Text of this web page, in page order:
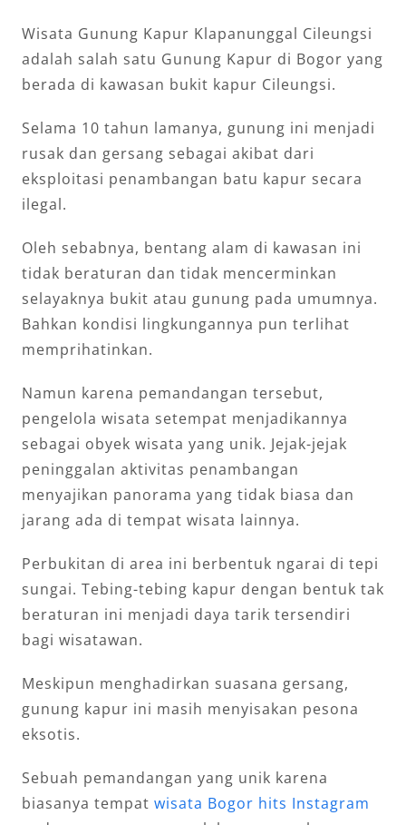
Wisata Gunung Kapur Klapanunggal Cileungsi
adalah salah satu Gunung Kapur di Bogor yang
berada di kawasan bukit kapur Cileungsi.
Selama 10 tahun lamanya, gunung ini menjadi
rusak dan gersang sebagai akibat dari
eksploitasi penambangan batu kapur secara
ilegal.
Oleh sebabnya, bentang alam di kawasan ini
tidak beraturan dan tidak mencerminkan
selayaknya bukit atau gunung pada umumnya.
Bahkan kondisi lingkungannya pun terlihat
memprihatinkan.
Namun karena pemandangan tersebut,
pengelola wisata setempat menjadikannya
sebagai obyek wisata yang unik. Jejak-jejak
peninggalan aktivitas penambangan
menyajikan panorama yang tidak biasa dan
jarang ada di tempat wisata lainnya.
Perbukitan di area ini berbentuk ngarai di tepi
sungai. Tebing-tebing kapur dengan bentuk tak
beraturan ini menjadi daya tarik tersendiri
bagi wisatawan.
Meskipun menghadirkan suasana gersang,
gunung kapur ini masih menyisakan pesona
eksotis.
Sebuah pemandangan yang unik karena
biasanya tempat wisata Bogor hits Instagram